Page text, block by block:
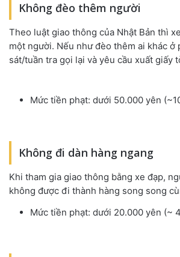
Không đèo thêm người
Theo luật giao thông của Nhật Bản thì
một người. Nếu như đèo thêm ai khác ở
sát/tuần tra gọi lại và yêu cầu xuất giấy
Mức tiền phạt: dưới 50.000 yên
Không đi dàn hàng ngang
Khi tham gia giao thông bằng xe đạp,
không được đi thành hàng song song
Mức tiền phạt: dưới 20.000 yên (~